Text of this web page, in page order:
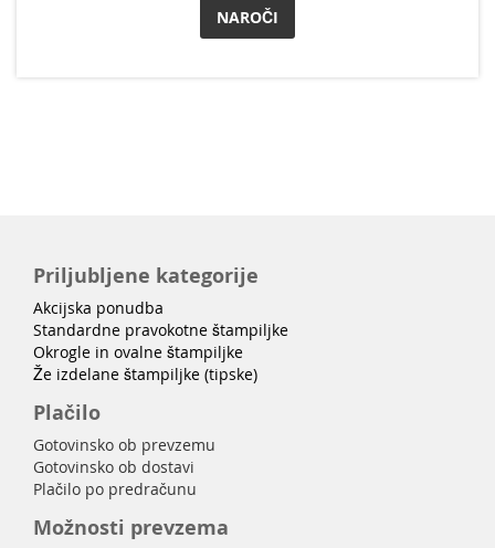
NAROČI
Priljubljene kategorije
Akcijska ponudba
Standardne pravokotne štampiljke
Okrogle in ovalne štampiljke
Že izdelane štampiljke (tipske)
Plačilo
Gotovinsko ob prevzemu
Gotovinsko ob dostavi
Plačilo po predračunu
Možnosti prevzema